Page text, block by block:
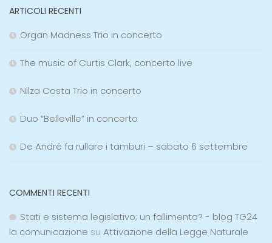
ARTICOLI RECENTI
Organ Madness Trio in concerto
The music of Curtis Clark, concerto live
Nilza Costa Trio in concerto
Duo “Belleville” in concerto
De André fa rullare i tamburi – sabato 6 settembre
COMMENTI RECENTI
Stati e sistema legislativo; un fallimento? - blog TG24
la comunicazione su Attivazione della Legge Naturale